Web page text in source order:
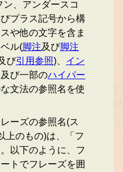
、アンダースコ
プラス記号から構
や他の文字を含ま
ル(脚注及び脚注
び引用参照)、 イン
及び一部のハイパー
文法の参照名を使
ーズの参照名(ス
上のもの)は、「フ
以下のように、フ
トでフレーズを囲